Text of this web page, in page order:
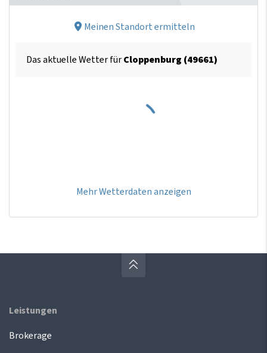
Meinen Standort ermitteln
Das aktuelle Wetter fürCloppenburg (49661)
Mehr Wetterdaten anzeigen
Leistungen
Brokerage